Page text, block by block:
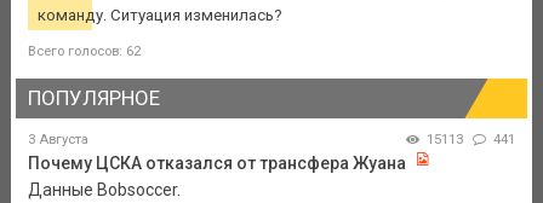
команду. Ситуация изменилась?
Всего голосов: 62
ПОПУЛЯРНОЕ
3 Августа 15113 441
Почему ЦСКА отказался от трансфера Жуана
Данные Bobsoccer.